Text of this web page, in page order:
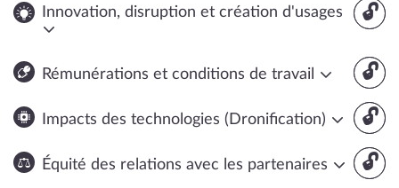
🔓
Innovation, disruption et création d'usages
🔓
Rémunérations et conditions de travail
🔓
Impacts des technologies (Dronification)
🔓
Équité des relations avec les partenaires